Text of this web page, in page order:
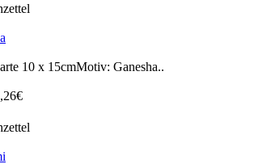
10 x 15cmMotiv: Ganesha..